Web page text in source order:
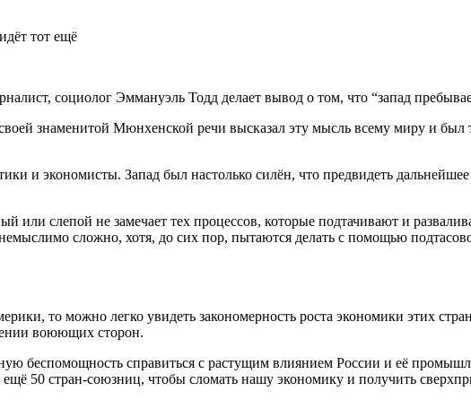
тот ещё
социолог Эммануэль Тодд делает вывод о том, что “запад
знаменитой Мюнхенской речи высказал эту мысль всему миру и
и экономисты. Запад был настолько силён, что предвидеть
или слепой не замечает тех процессов, которые подтачивают и
сложно, хотя, до сих пор, пытаются делать с помощью
то можно легко увидеть закономерность роста экономики этих
воюющих сторон.
беспомощность справиться с растущим влиянием России и её
50 стран-союзниц, чтобы сломать нашу экономику и получить